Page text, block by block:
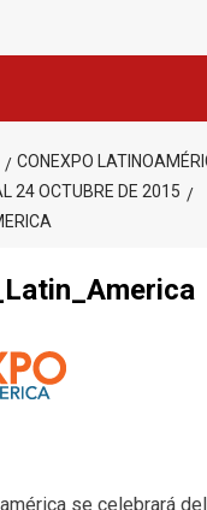
CONEXPO
24 OCTUBRE DE 2015
se celebrará